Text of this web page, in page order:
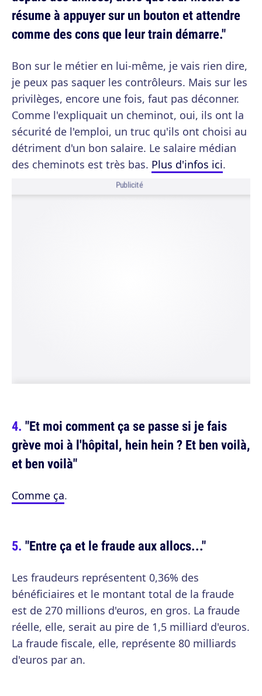
résume à appuyer sur un bouton et attendre
comme des cons que leur train démarre."
Bon sur le métier en lui-même, je vais rien dire,
je peux pas saquer les contrôleurs. Mais sur les
privilèges, encore une fois, faut pas déconner.
Comme l'expliquait un cheminot, oui, ils ont la
sécurité de l'emploi, un truc qu'ils ont choisi au
détriment d'un bon salaire. Le salaire médian
des cheminots est très bas. Plus d'infos ici.
Publicité
"Et moi comment ça se passe si je fais
grève moi à l'hôpital, hein hein ? Et ben voilà,
et ben voilà"
Comme ça.
"Entre ça et le fraude aux allocs..."
Les fraudeurs représentent 0,36% des
bénéficiaires et le montant total de la fraude
est de 270 millions d'euros, en gros. La fraude
réelle, elle, serait au pire de 1,5 milliard d'euros.
La fraude fiscale, elle, représente 80 milliards
d'euros par an.